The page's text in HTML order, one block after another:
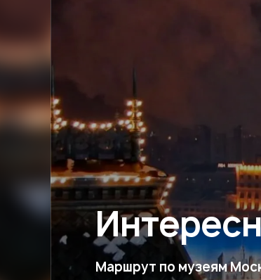
Маршрут по музеям